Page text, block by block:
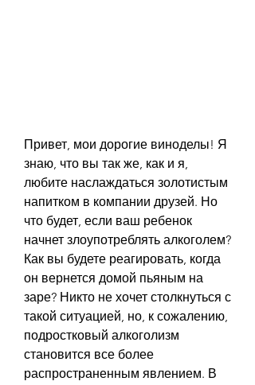
Привет, мои дорогие виноделы! Я
знаю, что вы так же, как и я,
любите наслаждаться золотистым
напитком в компании друзей. Но
что будет, если ваш ребенок
начнет злоупотреблять алкоголем?
Как вы будете реагировать, когда
он вернется домой пьяным на
заре? Никто не хочет столкнуться с
такой ситуацией, но, к сожалению,
подростковый алкоголизм
становится все более
распространенным явлением. В